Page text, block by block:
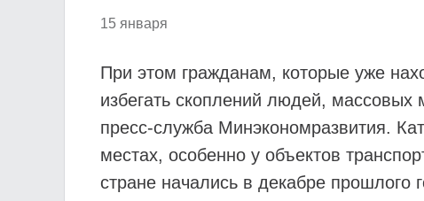
15 января
При этом гражданам, которые уже
избегать скоплений людей,
пресс-служба Минэкономразвития.
местах, особенно у объектов
стране начались в декабре прошлого